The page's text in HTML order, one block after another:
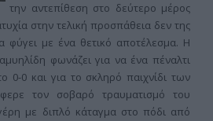
την αντεπίθεση στο δεύτερο μέρος
στην τελική προσπάθεια δεν της
φύγει με ένα θετικό αποτέλεσμα. Η
φωνάζει για να ένα πέναλτι
0-0 και για το σκληρό παιχνίδι των
τον σοβαρό τραυματισμό του
με διπλό κάταγμα στο πόδι από